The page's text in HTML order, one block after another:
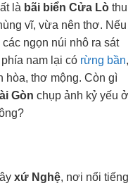
là bãi biển Cửa Lòthu
vĩ, vừa nên thơ. Nếu
ngọn núi nhô ra sát
nam lại có rừng bần,
hòa, thơ mộng. Còn gì
Gòn chụp ảnh kỷ yếu ở
xứ Nghệ, nơi nổi tiếng